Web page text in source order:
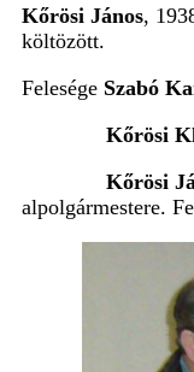
Kőrösi János,
költözött.
Felesége Szabó
Kőrösi
Kőrösi
alpolgármestere.